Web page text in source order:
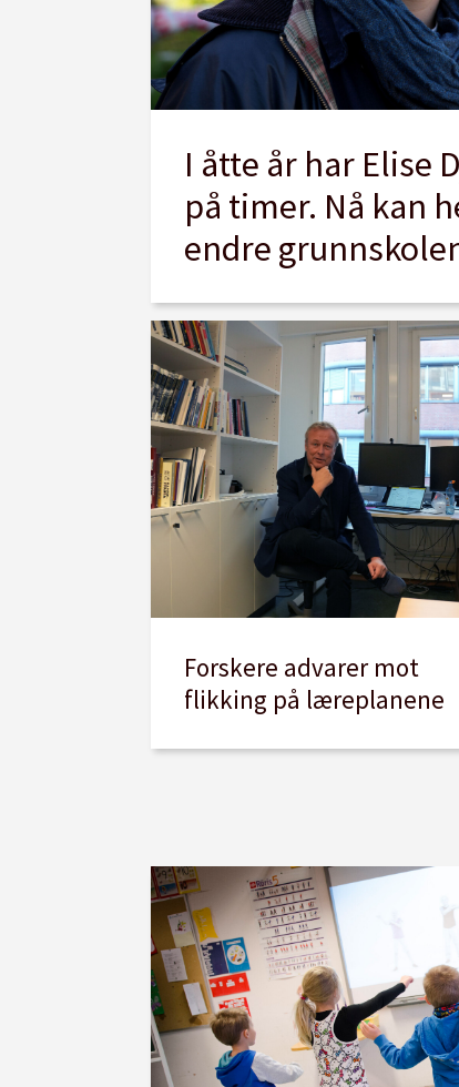
I åtte år har Elise
på timer. Nå kan
endre
Forskere advarer mot
flikking på læreplanene